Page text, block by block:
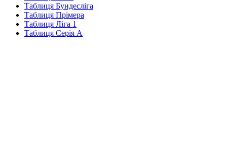
Таблиця Бундесліга
Таблиця Прімера
Таблиця Ліга 1
Таблиця Серія А